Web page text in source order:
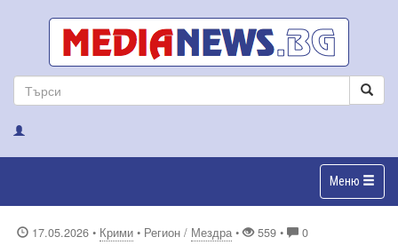
Меню
17.05.2026 • Крими • Регион / Мездра • 559 • 0